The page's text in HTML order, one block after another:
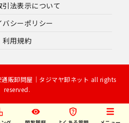
法表示について
バシーポリシー
利用規約
販卸問屋｜タジマヤ卸ネット all rights
reserved.